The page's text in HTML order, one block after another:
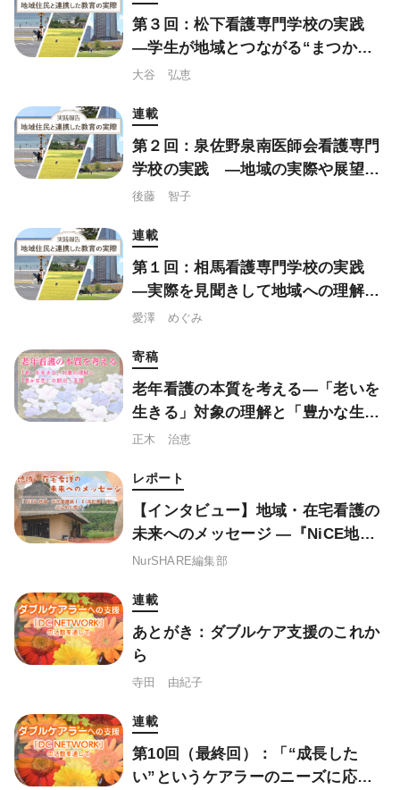
第３回：松下看護専門学校の実践
―学生が地域とつながる“まつかん
地域貢献プロジェクト” ～思考力・
大谷 弘恵
連載
第２回：泉佐野泉南医師会看護専門
学校の実践 ―地域の実際や展望、
誇りを学ぶ「泉州地域学」
後藤 智子
連載
第１回：相馬看護専門学校の実践
―実際を見聞きして地域への理解を
深める
愛澤 めぐみ
寄稿
老年看護の本質を考える―「老いを
生きる」対象の理解と「豊かな生」
の創出・支援
正木 治恵
レポート
【インタビュー】地域・在宅看護の
未来へのメッセージ ―『NiCE地
域・在宅看護論Ⅰ・Ⅱ（改訂第3
NurSHARE編集部
連載
あとがき：ダブルケア支援のこれか
ら
寺田 由紀子
連載
第10回（最終回）：「“成長した
い”というケアラーのニーズに応え